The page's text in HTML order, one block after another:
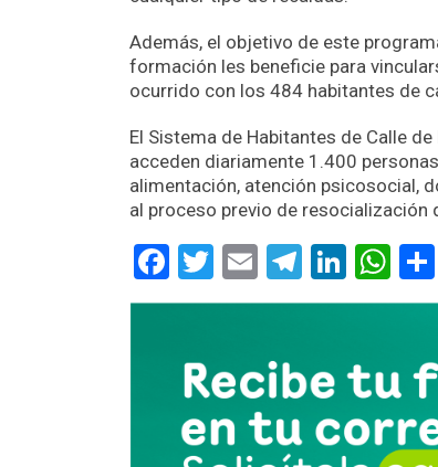
Además, el objetivo de este
formación les beneficie para
ocurrido con los 484 habitantes de
El Sistema de Habitantes de Calle
acceden diariamente 1.400
alimentación, atención psicosocial,
al proceso previo de resocialización
Facebook
Twitter
EmailTelegram